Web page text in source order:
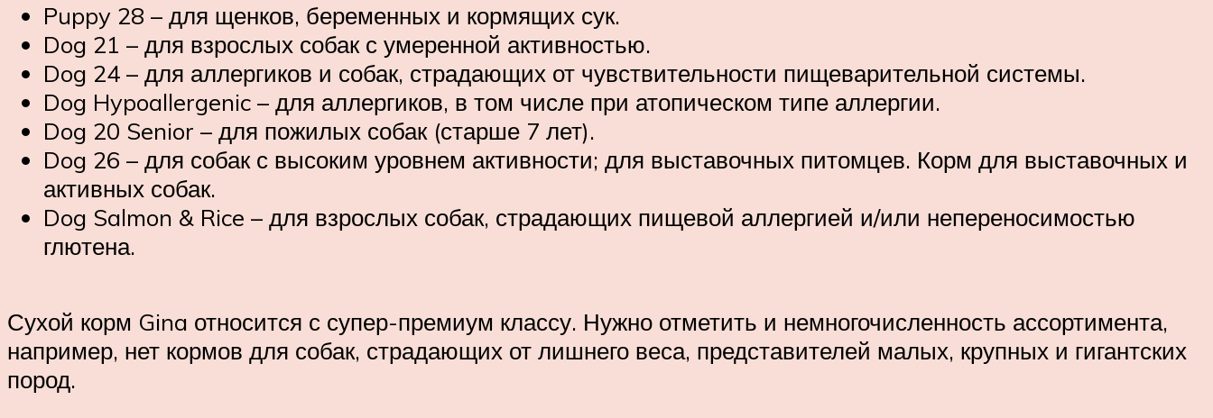
Puppy 28 – для щенков, беременных и кормящих сук.
Dog 21 – для взрослых собак с умеренной активностью.
Dog 24 – для аллергиков и собак, страдающих от чувствительности пищеварительной системы.
Dog Hypoallergenic – для аллергиков, в том числе при атопическом типе аллергии.
Dog 20 Senior – для пожилых собак (старше 7 лет).
Dog 26 – для собак с высоким уровнем активности; для выставочных питомцев. Корм для выставочных и
активных собак.
Dog Salmon & Rice – для взрослых собак, страдающих пищевой аллергией и/или непереносимостью
глютена.
Сухой корм Gina относится с супер-премиум классу. Нужно отметить и немногочисленность ассортимента,
например, нет кормов для собак, страдающих от лишнего веса, представителей малых, крупных и гигантских
пород.